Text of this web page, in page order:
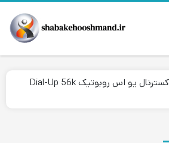
مودم اکسترنال یو اس روبوتیک Dial-Up 56k